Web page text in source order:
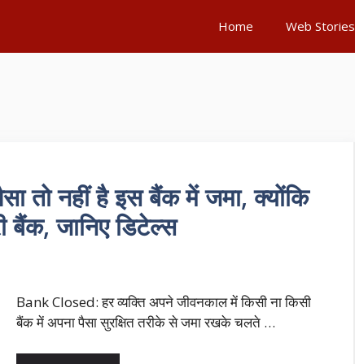
Home Web Stories
तो नहीं है इस बैंक में जमा, क्योंकि
बैंक, जानिए डिटेल्स
Bank Closed: हर व्यक्ति अपने जीवनकाल में किसी ना किसी
बैंक में अपना पैसा सुरक्षित तरीके से जमा रखके चलते …